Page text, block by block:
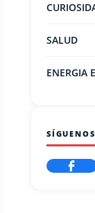
SALUD
ENERGIA
SÍGUENOS